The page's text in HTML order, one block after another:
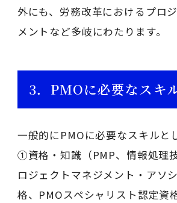
外にも、労務改革におけるプロ
メントなど多岐にわたります。
3．PMOに必要なスキ
一般的にPMOに必要なスキルとし
①資格・知識（PMP、情報処理
ロジェクトマネジメント・アソ
格、PMOスペシャリスト認定資